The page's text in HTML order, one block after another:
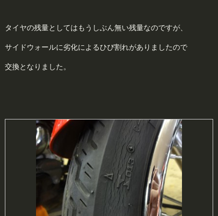
タイヤの残量としてはもうしぶん無い残量なのですが、
サイドウォールに劣化によるひび割れがありましたので
交換となりました。